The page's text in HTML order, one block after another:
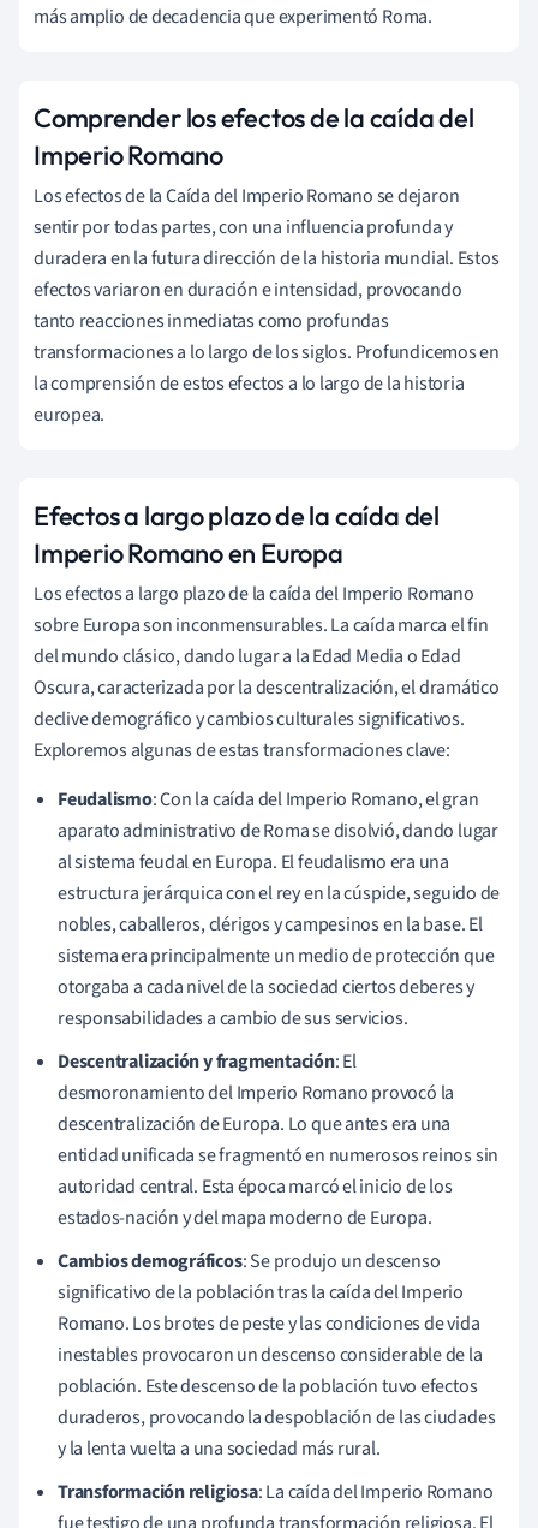
más amplio de decadencia que experimentó Roma.
Comprender los efectos de la caída del
Imperio Romano
Los efectos de la Caída del Imperio Romano se dejaron
sentir por todas partes, con una influencia profunda y
duradera en la futura dirección de la historia mundial. Estos
efectos variaron en duración e intensidad, provocando
tanto reacciones inmediatas como profundas
transformaciones a lo largo de los siglos. Profundicemos en
la comprensión de estos efectos a lo largo de la historia
europea.
Efectos a largo plazo de la caída del
Imperio Romano en Europa
Los efectos a largo plazo de la caída del Imperio Romano
sobre Europa son inconmensurables. La caída marca el fin
del mundo clásico, dando lugar a la Edad Media o Edad
Oscura, caracterizada por la descentralización, el dramático
declive demográfico y cambios culturales significativos.
Exploremos algunas de estas transformaciones clave:
Feudalismo: Con la caída del Imperio Romano, el gran
aparato administrativo de Roma se disolvió, dando lugar
al sistema feudal en Europa. El feudalismo era una
estructura jerárquica con el rey en la cúspide, seguido de
nobles, caballeros, clérigos y campesinos en la base. El
sistema era principalmente un medio de protección que
otorgaba a cada nivel de la sociedad ciertos deberes y
responsabilidades a cambio de sus servicios.
Descentralización y fragmentación: El
desmoronamiento del Imperio Romano provocó la
descentralización de Europa. Lo que antes era una
entidad unificada se fragmentó en numerosos reinos sin
autoridad central. Esta época marcó el inicio de los
estados-nación y del mapa moderno de Europa.
Cambios demográficos: Se produjo un descenso
significativo de la población tras la caída del Imperio
Romano. Los brotes de peste y las condiciones de vida
inestables provocaron un descenso considerable de la
población. Este descenso de la población tuvo efectos
duraderos, provocando la despoblación de las ciudades
y la lenta vuelta a una sociedad más rural.
Transformación religiosa: La caída del Imperio Romano
fue testigo de una profunda transformación religiosa. El